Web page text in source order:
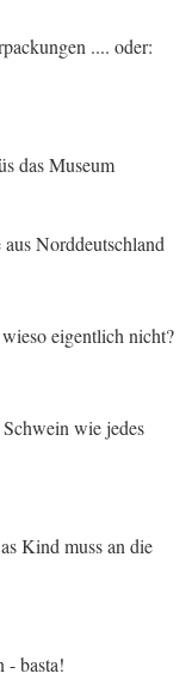
.... oder:
das Museum
Norddeutschland
eigentlich nicht?
wie jedes
Kind muss an die
- basta!